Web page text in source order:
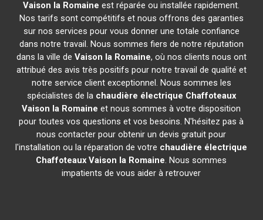
Vaison la Romaine est réparée ou installée rapidement.
Nos tarifs sont compétitifs et nous offrons des garanties
sur nos services pour vous donner une totale confiance
dans notre travail. Nous sommes fiers de notre réputation
dans la ville de Vaison la Romaine, où nos clients nous ont
attribué des avis très positifs pour notre travail de qualité et
notre service client exceptionnel. Nous sommes les
spécialistes de la chaudière électrique Chaffoteaux
Vaison la Romaine et nous sommes à votre disposition
pour toutes vos questions et vos besoins. N'hésitez pas à
nous contacter pour obtenir un devis gratuit pour
l'installation ou la réparation de votre chaudière électrique
Chaffoteaux Vaison la Romaine. Nous sommes
impatients de vous aider à retrouver